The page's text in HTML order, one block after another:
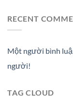
RECENT
Một người bình
người!
TAG CLOUD